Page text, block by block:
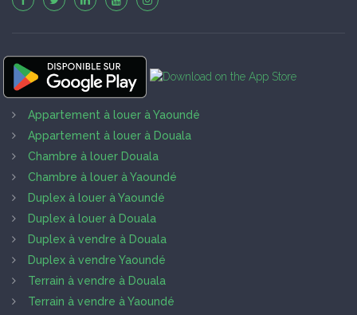
Appartement à louer à Yaoundé
Appartement à louer à Douala
Chambre à louer Douala
Chambre à louer à Yaoundé
Duplex à louer à Yaoundé
Duplex à louer à Douala
Duplex à vendre à Douala
Duplex à vendre Yaoundé
Terrain à vendre à Douala
Terrain à vendre à Yaoundé